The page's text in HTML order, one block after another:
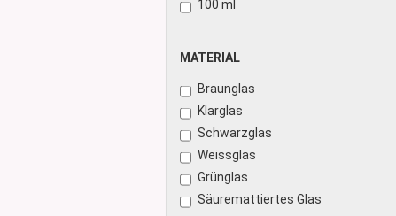
Glasdose
Dose Bambus & Walnut
Dose Neville
Dose Saba
100 ml
MATERIAL
MATERIAL
Braunglas
Klarglas
Schwarzglas
Weissglas
Grünglas
Säuremattiertes Glas